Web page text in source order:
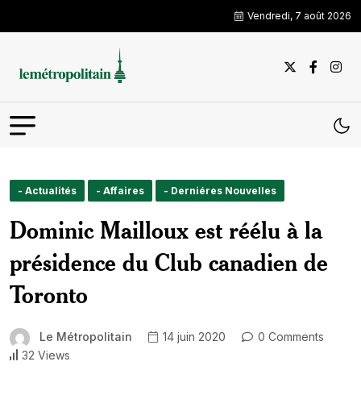
Vendredi, 7 août 2026
- Actualités - Affaires - Derniéres Nouvelles
Dominic Mailloux est réélu à la
présidence du Club canadien de
Toronto
Le Métropolitain 14 juin 2020
0 Comments
32 Views